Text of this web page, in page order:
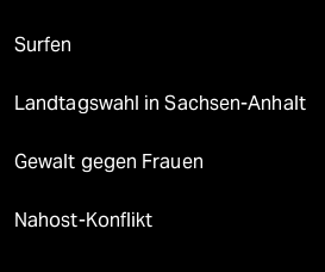
Surfen
Landtagswahl in Sachsen-Anhalt
Gewalt gegen Frauen
Nahost-Konflikt